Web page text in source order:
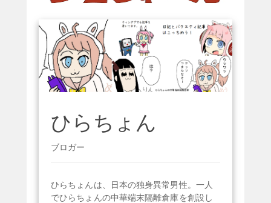
ひらちょん
ブロガー
ひらちょんは、日本の独身異常男性。一人
でひらちょんの中華端末隔離倉庫を創設し